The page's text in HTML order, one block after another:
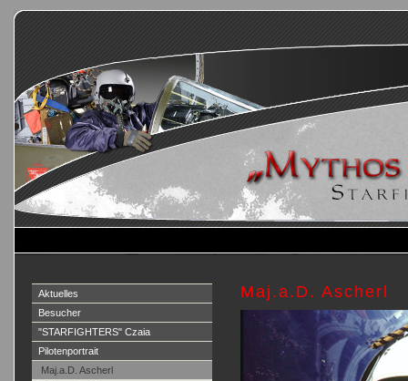
Aktuelles
Besucher
"STARFIGHTERS" Czaia
Pilotenportrait
Maj.a.D. Ascherl
Maj.a.D. Ascherl